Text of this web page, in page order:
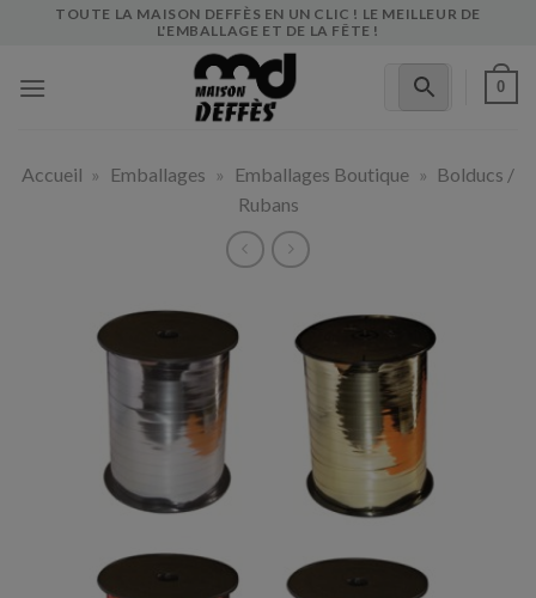
TOUTE LA MAISON DEFFÈS EN UN CLIC ! LE MEILLEUR DE
L'EMBALLAGE ET DE LA FÊTE !
0
Accueil » Emballages » Emballages Boutique » Bolducs /
Rubans